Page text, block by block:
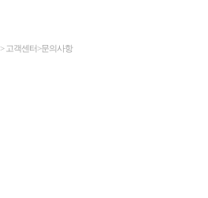
> 고객센터>문의사항